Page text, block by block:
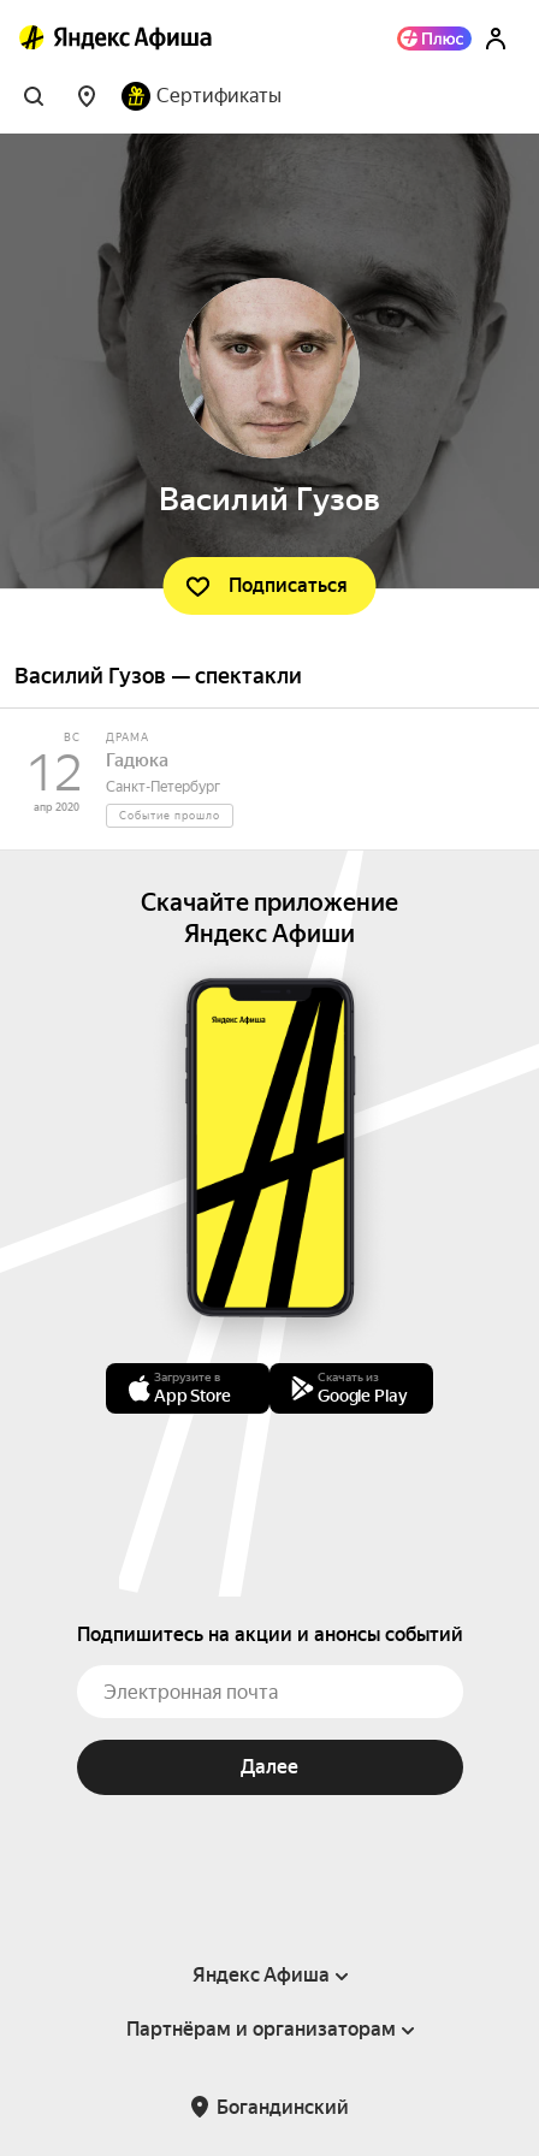
Сертификаты
Василий Гузов
Подписаться
Василий Гузов — спектакли
ВС
12
апр 2020
ДРАМА
Гадюка
Санкт-Петербург
Событие прошло
Скачайте приложение
Яндекс Афиши
Загрузите в
App Store
Скачать из
Google Play
Подпишитесь на акции и анонсы событий
Далее
Яндекс Афиша
Справка
Подарочные сертификаты
Партнёрам и организаторам
Богандинский